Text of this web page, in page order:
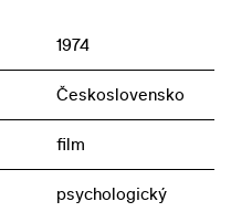
1974
Československo
film
psychologický